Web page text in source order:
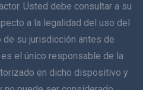
Usted debe consultar a su
a la legalidad del uso del
su jurisdicción antes de
el único responsable de la
en dicho dispositivo y